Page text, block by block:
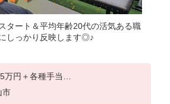
タート＆平均年齢20代の活気ある職
しっかり反映します◎♪
万円＋各種手当
力を考慮の上決定します
残業代（41,000円以上）含む。超
市